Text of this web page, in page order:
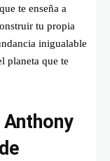
te enseña a
tu propia
inigualable
planeta que te
Anthony